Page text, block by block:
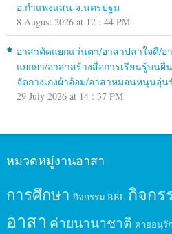
อ.กำแพงแสน จ.นครปฐม
8 August 2026 at 12 : 44 PM
อาสาคัดแยกแว่นตา/อาสาปลาใจดี/
แยกยา/อาสาสร้างสื่อการเรียนรู้บน
จัดกางเกงผ้าอ้อม/อาสาหมอนหนุนอุ่น
29 July 2026 at 14 : 37 PM
หมวดหมู่งานอาสา
การศึกษา กิจกรรม BBL กิจกร
อาสา ค่ายนานาชาติ ค่ายอนุรั